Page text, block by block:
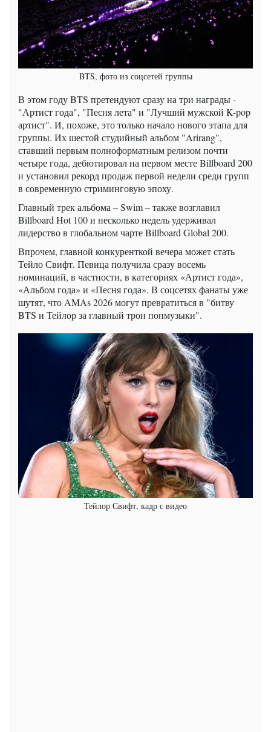
BTS, фото из соцсетей группы
В этом году BTS претендуют сразу на три награды -
"Артист года", "Песня лета" и "Лучший мужской K-pop
артист". И, похоже, это только начало нового этапа для
группы. Их шестой студийный альбом "Arirang",
ставший первым полноформатным релизом почти
четыре года, дебютировал на первом месте Billboard 200
и установил рекорд продаж первой недели среди групп
в современную стриминговую эпоху.
Главный трек альбома – Swim – также возглавил
Billboard Hot 100 и несколько недель удерживал
лидерство в глобальном чарте Billboard Global 200.
Впрочем, главной конкуренткой вечера может стать
Тейло Свифт. Певица получила сразу восемь
номинаций, в частности, в категориях «Артист года»,
«Альбом года» и «Песня года». В соцсетях фанаты уже
шутят, что AMAs 2026 могут превратиться в "битву
BTS и Тейлор за главный трон попмузыки".
Тейлор Свифт, кадр с видео